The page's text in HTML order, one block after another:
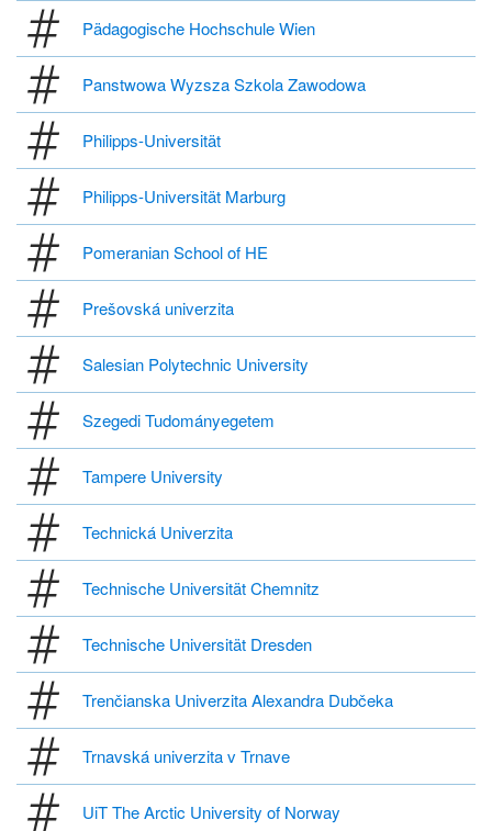
Pädagogische Hochschule Wien
Panstwowa Wyzsza Szkola Zawodowa
Philipps-Universität
Philipps-Universität Marburg
Pomeranian School of HE
Prešovská univerzita
Salesian Polytechnic University
Szegedi Tudományegetem
Tampere University
Technická Univerzita
Technische Universität Chemnitz
Technische Universität Dresden
Trenčianska Univerzita Alexandra Dubčeka
Trnavská univerzita v Trnave
UiT The Arctic University of Norway